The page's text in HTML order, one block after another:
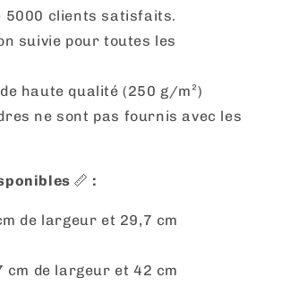
5000 clients satisfaits.
suivie pour toutes les
haute qualité (250 g/m²)
ne sont pas fournis avec les
📏 :
de largeur et 29,7 cm
cm de largeur et 42 cm